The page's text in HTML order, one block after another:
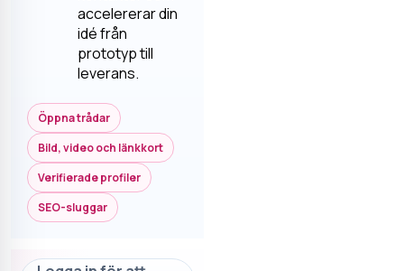
accelererar din
idé från
prototyp till
leverans.
Öppna trådar
Bild, video och länkkort
Verifierade profiler
SEO-sluggar